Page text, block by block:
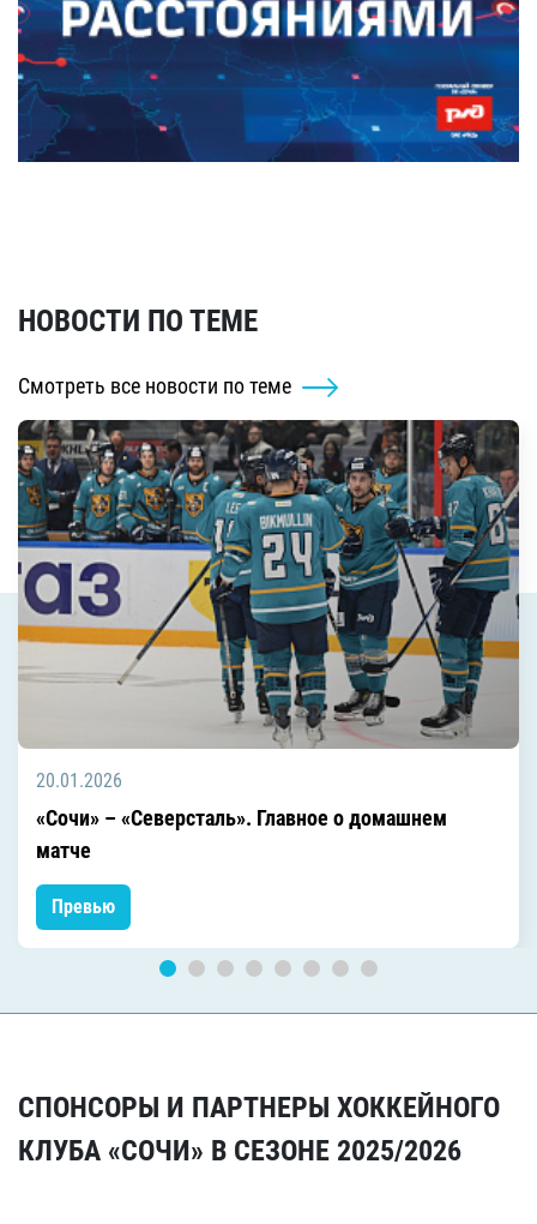
НОВОСТИ ПО ТЕМЕ
Смотреть все новости по теме
20.01.2026
«Сочи» – «Северсталь». Главное о домашнем
матче
Превью
СПОНСОРЫ И ПАРТНЕРЫ ХОККЕЙНОГО
КЛУБА «СОЧИ» В СЕЗОНЕ 2025/2026